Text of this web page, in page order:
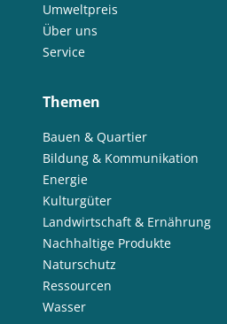
Umweltpreis
Über uns
Service
Themen
Bauen & Quartier
Bildung & Kommunikation
Energie
Kulturgüter
Landwirtschaft & Ernährung
Nachhaltige Produkte
Naturschutz
Ressourcen
Wasser